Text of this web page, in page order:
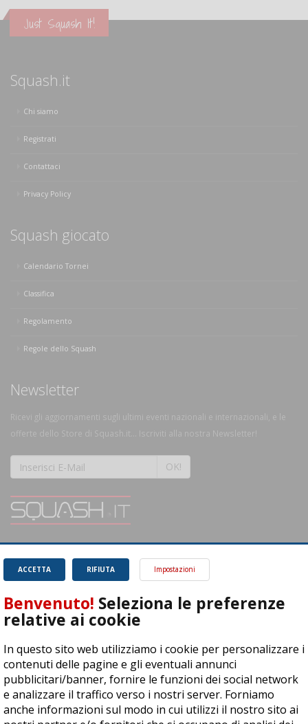
Just Squash It!
Squash.it
Chi siamo
Registrati
Contattaci
Privacy Policy
Squash giocato
Calendario Tornei
Classifica
Regolamento
Regole dello Squash
Newsletter
Ricevi gli aggiornamenti sugli ultimi eventi nazionali e internazionali, e le
offerte dello Store di Squash.it... Iscriviti alla nostra Newsletter!
OK!
magnifico sport.
Leggi
RIFIUTA
ACCETTA Impostazioni
Benvenuto! Seleziona le preferenze
relative ai cookie
In questo sito web utilizziamo i cookie per personalizzare i
contenuti delle pagine e gli eventuali annunci
pubblicitari/banner, fornire le funzioni dei social network
e analizzare il traffico verso i nostri server. Forniamo
anche informazioni sul modo in cui utilizzi il nostro sito ai
ASD Let's Sport - Via T. Olivelli 3, 25014 Castenedolo (BS) - P. Iva:
04278030988
© Copyright 2015 | All Rights Reserved - Powered byDynDevice
Privacy Policy Cookie Policy Accessibilità Sitemap